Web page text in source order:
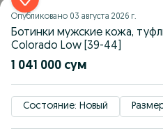
Опубликовано 03 августа 2026 г.
Ботинки мужские кожа,
Colorado Low [39-44]
1 041 000 сум
Состояние: Новый